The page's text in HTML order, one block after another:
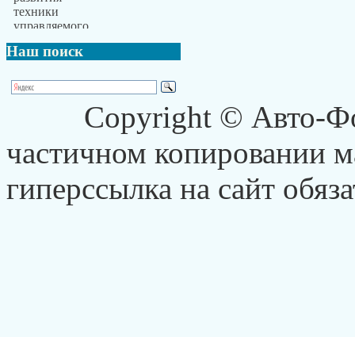
Наш поиск
Copyright © Авто-
частичном копировании
гиперссылка на сайт